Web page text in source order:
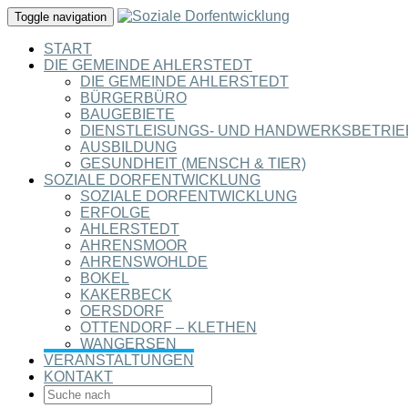
Toggle navigation
START
DIE GEMEINDE AHLERSTEDT
DIE GEMEINDE AHLERSTEDT
BÜRGERBÜRO
BAUGEBIETE
DIENSTLEISUNGS- UND
AUSBILDUNG
GESUNDHEIT (MENSCH & TIER)
SOZIALE DORFENTWICKLUNG
SOZIALE DORFENTWICKLUNG
ERFOLGE
AHLERSTEDT
AHRENSMOOR
AHRENSWOHLDE
BOKEL
KAKERBECK
OERSDORF
OTTENDORF – KLETHEN
WANGERSEN
VERANSTALTUNGEN
KONTAKT
SEARCH